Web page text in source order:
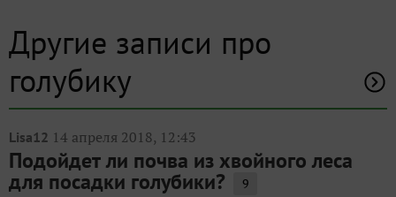
Другие записи про
голубику
Lisa12 14 апреля 2018, 12:43
Подойдет ли почва из хвойного леса
для посадки голубики? 9